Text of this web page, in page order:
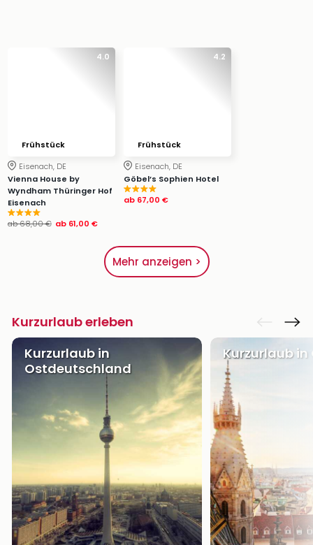
4.0
Frühstück
Eisenach, DE
Vienna House by
Wyndham Thüringer Hof
Eisenach
ab68,00 € ab 61,00 €
4.2
Frühstück
Eisenach, DE
Göbel’s Sophien Hotel
ab 67,00 €
Mehr anzeigen >
Kurzurlaub erleben
Kurzurlaub in
Ostdeutschland
Kurzurlaub in